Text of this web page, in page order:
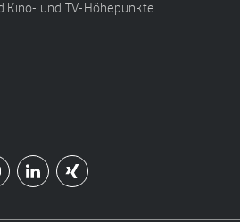
Kino- und TV-Höhepunkte.